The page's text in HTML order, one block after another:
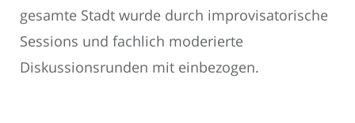
gesamte Stadt wurde durch improvisatorische
Sessions und fachlich moderierte
Diskussionsrunden mit einbezogen.